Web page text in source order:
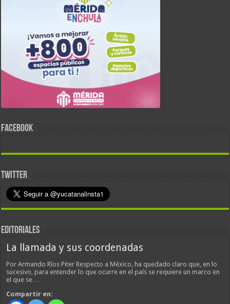
FACEBOOK
TWITTER
EDITORIALES
La llamada y sus coordenadas
Por Armando Ríos Piter Respecto a México, ha quedado claro que, en lo
sucesivo, para entender lo que ocurre en el país se requiere un marco en
el que se…
Compartir en: